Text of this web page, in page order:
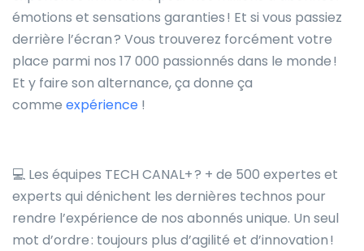
émotions et sensations garanties ! Et si vous passiez
derrière l’écran ? Vous trouverez forcément votre
place parmi nos 17 000 passionnés dans le monde !
Et y faire son alternance, ça donne ça
comme expérience !
💻 Les équipes TECH CANAL+ ? + de 500 expertes et
experts qui dénichent les dernières technos pour
rendre l’expérience de nos abonnés unique. Un seul
mot d’ordre : toujours plus d’agilité et d’innovation !